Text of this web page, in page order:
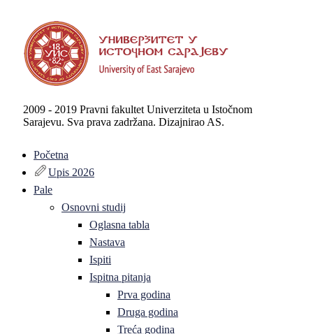
2009 - 2019 Pravni fakultet Univerziteta u Istočnom
Sarajevu. Sva prava zadržana. Dizajnirao AS.
Početna
Upis 2026
Pale
Osnovni studij
Oglasna tabla
Nastava
Ispiti
Ispitna pitanja
Prva godina
Druga godina
Treća godina